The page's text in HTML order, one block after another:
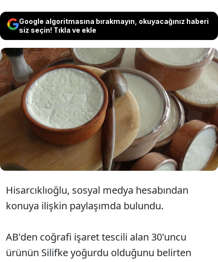
Google algoritmasına bırakmayın, okuyacağınız haberi
siz seçin! Tıkla ve ekle
Türkiye Odalar ve Borsalar Birliği (TOBB)
Başkanı Rifat Hisarcıklıoğlu, Silifke
yoğurdunun Avrupa Birliği'nden (AB)
coğrafi işaret tescili aldığını bildirdi.
Hisarcıklıoğlu, sosyal medya hesabından
konuya ilişkin paylaşımda bulundu.
AB'den coğrafi işaret tescili alan 30'uncu
ürünün Silifke yoğurdu olduğunu belirten